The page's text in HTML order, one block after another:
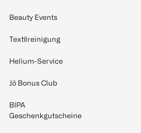
Beauty Events
Textilreinigung
Helium-Service
Jö Bonus Club
BIPA
Geschenkgutscheine